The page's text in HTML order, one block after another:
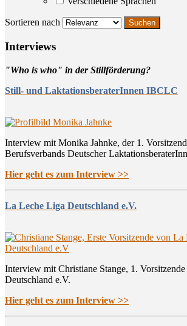
Sortieren nach
Inter­views
"Who is who" in der Stillförderung?
Still- und LaktationsberaterInnen IBCLC
Interview mit Monika Jahnke, der 1.
Berufsverbands Deutscher
Hier geht es zum Interview >>
La Leche Liga Deutschland e.V.
Interview mit Christiane Stange, 1.
Deutschland e.V.
Hier geht es zum Interview >>